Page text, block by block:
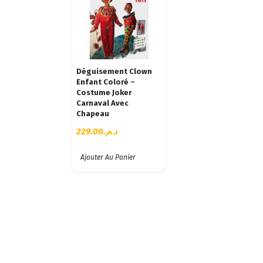
Déguisement Clown
Enfant Coloré –
Costume Joker
Carnaval Avec
Chapeau
د.م.229.00
Ajouter Au Panier